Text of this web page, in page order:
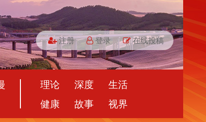
注册 登录 在线投稿
理论 深度
生活
健康
故事 视界